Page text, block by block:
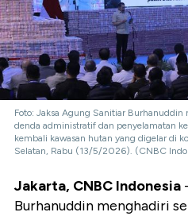
Foto: Jaksa Agung Sanitiar
denda administratif dan penyelamatan
kembali kawasan hutan yang digelar di
Selatan, Rabu (13/5/2026). (CNBC
Jakarta, CNBC Indonesia
Burhanuddin menghadiri